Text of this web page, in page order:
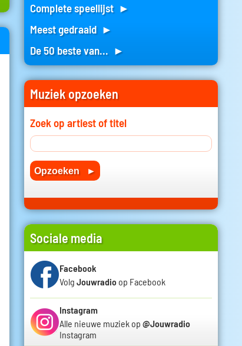
Complete speellijst ►
Meest gedraaid ►
De 50 beste van... ►
Muziek opzoeken
Zoek op artiest of titel
Sociale media
Facebook
Volg Jouwradio op Facebook
Instagram
Alle nieuwe muziek op @Jouwradio
Instagram